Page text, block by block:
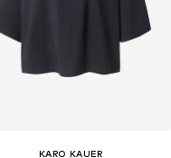
KARO KAUER